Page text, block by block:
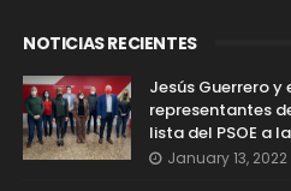
NOTICIAS RECIENTES
Jesús Guerrero
representantes
lista del PSOE a
January 13, 2022